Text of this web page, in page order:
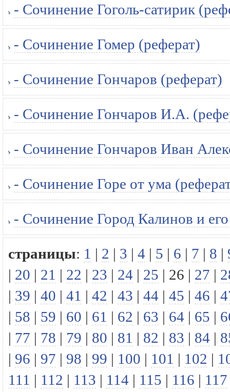
- Сочинение Гоголь-сатирик
- Сочинение Гомер (реферат)
- Сочинение Гончаров (реферат)
- Сочинение Гончаров И.А.
- Сочинение Гончаров Иван
- Сочинение Горе от ума
- Сочинение Город Калинов и
страницы: 1 | 2 | 3 | 4 | 5 | 6 | 7 | 8 |
| 20 | 21 | 22 | 23 | 24 | 25 | 26 | 27 |
| 39 | 40 | 41 | 42 | 43 | 44 | 45 | 46 |
| 58 | 59 | 60 | 61 | 62 | 63 | 64 | 65 |
| 77 | 78 | 79 | 80 | 81 | 82 | 83 | 84 |
| 96 | 97 | 98 | 99 | 100 | 101 | 102 |
111 | 112 | 113 | 114 | 115 | 116 | 117